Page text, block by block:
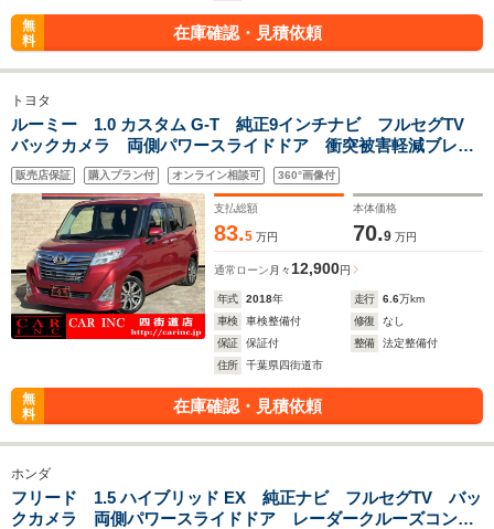
無
料
在庫確認・見積依頼
トヨタ
ルーミー 1.0 カスタム G-T 純正9インチナビ フルセグTV
バックカメラ 両側パワースライドドア 衝突被害軽減ブレー
キ 車線逸脱警報 アイドリングストップ クルーズコントロ
ール ビルトインETC LEDヘッドライト 純正アルミ
販売店保証 購入プラン付 オンライン相談可 360°画像付
支払総額
83.5 万円
本体価格
70.9 万円
通常ローン 月々 12,900円
年式 2018年 走行 6.6万km
車検
車検整備付 修復
なし
保証
保証付 整備
法定整備付
住所
千葉県四街道市
無
料
在庫確認・見積依頼
ホンダ
フリード 1.5 ハイブリッド EX 純正ナビ フルセグTV バッ
クカメラ 両側パワースライドドア レーダークルーズコント